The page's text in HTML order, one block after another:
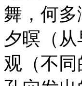
舞，何
夕暝（
观（不